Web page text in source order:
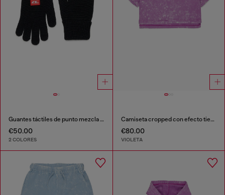
Guantes táctiles de punto mezcla de lana
€50.00
2 COLORES
Camiseta cropped con efecto tie-dye
€80.00
VIOLETA